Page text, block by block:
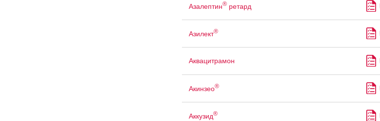
Азалептин®ретард
Азилект®
Аквацитрамон
Акинзео®
Аккузид®